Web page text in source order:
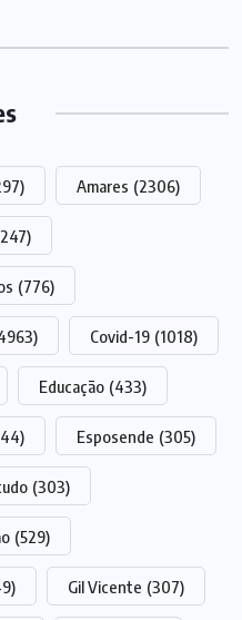
Amares (2306)
(776)
Covid-19 (1018)
Educação (433)
Esposende (305)
(303)
(529)
Gil Vicente (307)